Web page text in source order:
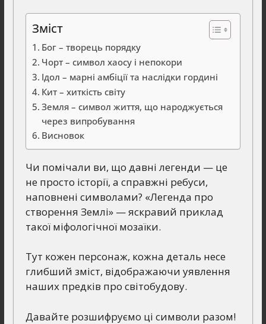
Зміст
Бог – творець порядку
Чорт – символ хаосу і непокори
Ідол – марні амбіції та наслідки гордині
Кит – хиткість світу
Земля – символ життя, що народжується
через випробування
Висновок
Чи помічали ви, що давні легенди — це
не просто історії, а справжні ребуси,
наповнені символами? «Легенда про
створення Землі» — яскравий приклад
такої міфологічної мозаїки.
Тут кожен персонаж, кожна деталь несе
глибший зміст, відображаючи уявлення
наших предків про світобудову.
Давайте розшифруємо ці символи разом!